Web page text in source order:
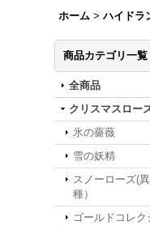
ホーム > ハイドラ
商品カテゴリ一覧
全商品
クリスマスロー
氷の薔薇
雪の妖精
スノーローズ(
種）
ゴールドコレク